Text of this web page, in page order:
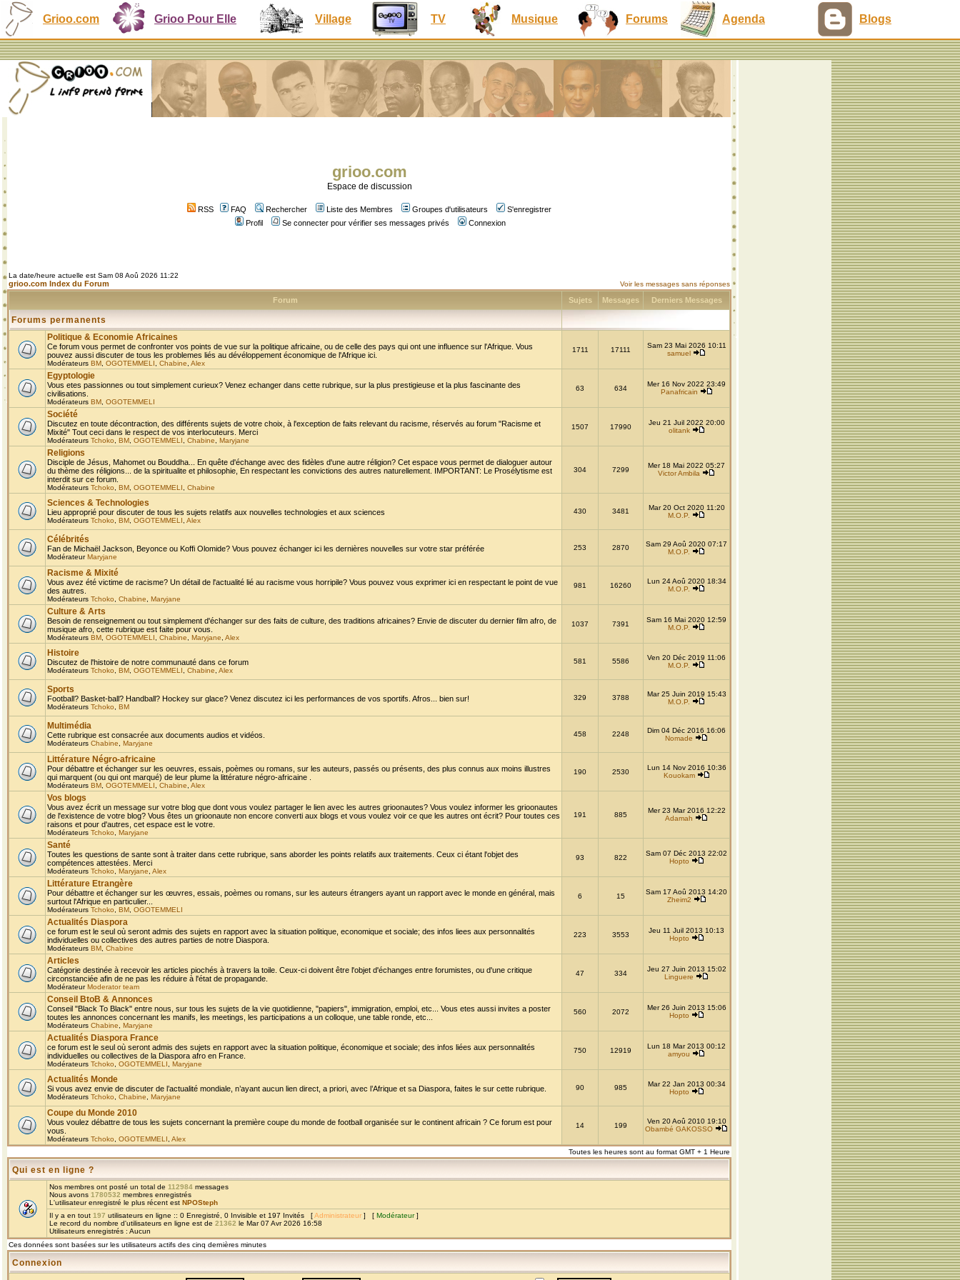
Grioo.com Grioo Pour Elle Village TV Musique Forums Agenda Blogs
grioo.com
Espace de discussion
RSS FAQ Rechercher Liste des Membres Groupes d'utilisateurs
S'enregistrer
Profil
Se connecter pour vérifier ses messages privés Connexion
La date/heure actuelle est Sam 08 Aoû 2026 11:22
grioo.com Index du Forum Voir les messages sans réponses
Forum Sujets Messages Derniers Messages
Forums permanents
Politique & Economie Africaines
Ce forum vous permet de confronter vos points de vue sur la politique africaine, ou de celle des pays qui ont une influence sur l'Afrique. Vous
pouvez aussi discuter de tous les problemes liés au dévéloppement économique de l'Afrique ici.
Modérateurs BM OGOTEMMELI Chabine Alex
1711 17111
Sam 23 Mai 2026 10:11
samuel
Egyptologie
Vous etes passionnes ou tout simplement curieux? Venez echanger dans cette rubrique, sur la plus prestigieuse et la plus fascinante des
civilisations.
Modérateurs BM OGOTEMMELI
63 634
Mer 16 Nov 2022 23:49
Panafricain
Société
Discutez en toute décontraction, des différents sujets de votre choix, à l'exception de faits relevant du racisme, réservés au forum "Racisme et
Mixité" Tout ceci dans le respect de vos interlocuteurs. Merci
Modérateurs Tchoko BM OGOTEMMELI Chabine Maryjane
1507 17990
Jeu 21 Juil 2022 20:00
olitank
Religions
Disciple de Jésus, Mahomet ou Bouddha... En quête d'échange avec des fidèles d'une autre réligion? Cet espace vous permet de dialoguer autour
du thème des réligions... de la spiritualite et philosophie, En respectant les convictions des autres naturellement. IMPORTANT: Le Prosélytisme est
interdit sur ce forum.
Modérateurs Tchoko BM OGOTEMMELI Chabine
304 7299
Mer 18 Mai 2022 05:27
Victor Ambila
Sciences & Technologies
Lieu approprié pour discuter de tous les sujets relatifs aux nouvelles technologies et aux sciences
Modérateurs Tchoko BM OGOTEMMELI Alex
430 3481
Mar 20 Oct 2020 11:20
M.O.P.
Célébrités
Fan de Michaël Jackson, Beyonce ou Koffi Olomide? Vous pouvez échanger ici les dernières nouvelles sur votre star préférée
ModérateurMaryjane
253 2870
Sam 29 Aoû 2020 07:17
M.O.P.
Racisme & Mixité
Vous avez été victime de racisme? Un détail de l'actualité lié au racisme vous horripile? Vous pouvez vous exprimer ici en respectant le point de vue
des autres.
Modérateurs Tchoko Chabine Maryjane
981 16260
Lun 24 Aoû 2020 18:34
M.O.P.
Culture & Arts
Besoin de renseignement ou tout simplement d'échanger sur des faits de culture, des traditions africaines? Envie de discuter du dernier film afro, de
musique afro, cette rubrique est faite pour vous.
Modérateurs BM OGOTEMMELI Chabine Maryjane Alex
1037 7391
Sam 16 Mai 2020 12:59
M.O.P.
Histoire
Discutez de l'histoire de notre communauté dans ce forum
Modérateurs Tchoko BM OGOTEMMELI Chabine Alex
581 5586
Ven 20 Déc 2019 11:06
M.O.P.
Sports
Football? Basket-ball? Handball? Hockey sur glace? Venez discutez ici les performances de vos sportifs. Afros... bien sur!
Modérateurs Tchoko BM
329 3788
Mar 25 Juin 2019 15:43
M.O.P.
Multimédia
Cette rubrique est consacrée aux documents audios et vidéos.
Modérateurs Chabine Maryjane
458 2248
Dim 04 Déc 2016 16:06
Nomade
Littérature Négro-africaine
Pour débattre et échanger sur les oeuvres, essais, poèmes ou romans, sur les auteurs, passés ou présents, des plus connus aux moins illustres
qui marquent (ou qui ont marqué) de leur plume la littérature négro-africaine .
Modérateurs BM OGOTEMMELI Chabine Alex
190 2530
Lun 14 Nov 2016 10:36
Kouokam
Vos blogs
Vous avez écrit un message sur votre blog que dont vous voulez partager le lien avec les autres grioonautes? Vous voulez informer les grioonautes
de l'existence de votre blog? Vous êtes un grioonaute non encore converti aux blogs et vous voulez voir ce que les autres ont écrit? Pour toutes ces
raisons et pour d'autres, cet espace est le votre.
Modérateurs Tchoko Maryjane
191 885
Mer 23 Mar 2016 12:22
Adamah
Santé
Toutes les questions de sante sont à traiter dans cette rubrique, sans aborder les points relatifs aux traitements. Ceux ci étant l'objet des
compétences attestées. Merci
Modérateurs Tchoko Maryjane Alex
93 822
Sam 07 Déc 2013 22:02
Hopto
Littérature Etrangère
Pour débattre et échanger sur les œuvres, essais, poèmes ou romans, sur les auteurs étrangers ayant un rapport avec le monde en général, mais
surtout l'Afrique en particulier...
Modérateurs Tchoko BM OGOTEMMELI
6 15
Sam 17 Aoû 2013 14:20
Zheim2
Actualités Diaspora
ce forum est le seul où seront admis des sujets en rapport avec la situation politique, economique et sociale; des infos liees aux personnalités
individuelles ou collectives des autres parties de notre Diaspora.
Modérateurs BM Chabine
223 3553
Jeu 11 Juil 2013 10:13
Hopto
Articles
Catégorie destinée à recevoir les articles piochés à travers la toile. Ceux-ci doivent être l'objet d'échanges entre forumistes, ou d'une critique
circonstanciée afin de ne pas les réduire à l'état de propagande.
ModérateurModerator team
47 334
Jeu 27 Juin 2013 15:02
Linguere
Conseil BtoB & Annonces
Conseil "Black To Black" entre nous, sur tous les sujets de la vie quotidienne, "papiers", immigration, emploi, etc... Vous etes aussi invites a poster
toutes les annonces concernant les manifs, les meetings, les participations a un colloque, une table ronde, etc...
Modérateurs Chabine Maryjane
560 2072
Mer 26 Juin 2013 15:06
Hopto
Actualités Diaspora France
ce forum est le seul où seront admis des sujets en rapport avec la situation politique, économique et sociale; des infos liées aux personnalités
individuelles ou collectives de la Diaspora afro en France.
Modérateurs Tchoko OGOTEMMELI Maryjane
750 12919
Lun 18 Mar 2013 00:12
amyou
Actualités Monde
Si vous avez envie de discuter de l’actualité mondiale, n’ayant aucun lien direct, a priori, avec l’Afrique et sa Diaspora, faites le sur cette rubrique.
Modérateurs Tchoko Chabine Maryjane
90 985
Mar 22 Jan 2013 00:34
Hopto
Coupe du Monde 2010
Vous voulez débattre de tous les sujets concernant la première coupe du monde de football organisée sur le continent africain ? Ce forum est pour
vous.
Modérateurs Tchoko OGOTEMMELI Alex
14 199
Ven 20 Aoû 2010 19:10
Obambé GAKOSSO
Toutes les heures sont au format GMT + 1 Heure
Qui est en ligne ?
Nos membres ont posté un total de 112984 messages
Nous avons 1780532 membres enregistrés
L'utilisateur enregistré le plus récent est NPOSteph
Il y a en tout 197 utilisateurs en ligne :: 0 Enregistré, 0 Invisible et 197 Invités [Administrateur ] [ Modérateur]
Le record du nombre d'utilisateurs en ligne est de 21362 le Mar 07 Avr 2026 16:58
Utilisateurs enregistrés : Aucun
Ces données sont basées sur les utilisateurs actifs des cinq dernières minutes
Connexion